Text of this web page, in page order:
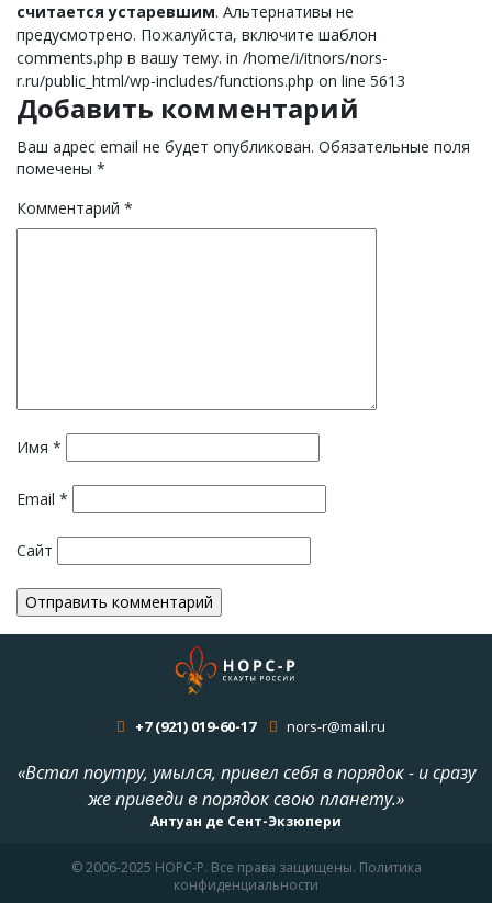
считается устаревшим. Альтернативы не
предусмотрено. Пожалуйста, включите шаблон
comments.php в вашу тему. in /home/i/itnors/nors-
r.ru/public_html/wp-includes/functions.php on line 5613
Добавить комментарий
Ваш адрес email не будет опубликован. Обязательные поля
помечены *
Комментарий *
Имя *
Email *
Сайт
+7 (921) 019-60-17 nors-r@mail.ru
«Встал поутру, умылся, привел себя в порядок - и сразу
же приведи в порядок свою планету.»
Антуан де Сент-Экзюпери
© 2006-2025 НОРС-Р. Все права защищены. Политика
конфиденциальности